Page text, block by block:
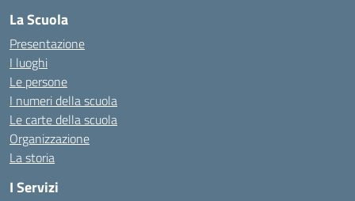
La Scuola
Presentazione
I luoghi
Le persone
I numeri della scuola
Le carte della scuola
Organizzazione
La storia
I Servizi